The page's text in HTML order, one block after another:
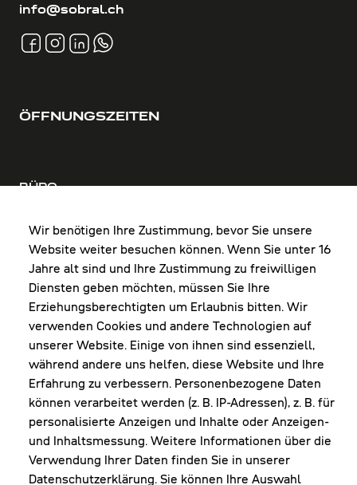
Wir benötigen Ihre Zustimmung, bevor Sie unsere
Website weiter besuchen können. Wenn Sie unter 16
Jahre alt sind und Ihre Zustimmung zu freiwilligen
Diensten geben möchten, müssen Sie Ihre
Erziehungsberechtigten um Erlaubnis bitten. Wir
verwenden Cookies und andere Technologien auf
unserer Website. Einige von ihnen sind essenziell,
während andere uns helfen, diese Website und Ihre
Erfahrung zu verbessern. Personenbezogene Daten
können verarbeitet werden (z. B. IP-Adressen), z. B. für
personalisierte Anzeigen und Inhalte oder Anzeigen-
und Inhaltsmessung. Weitere Informationen über die
Verwendung Ihrer Daten finden Sie in unserer
Datenschutzerklärung. Sie können Ihre Auswahl
info@sobral.ch
ÖFFNUNGSZEITEN
BÜRO
FR: 8:00-12:00 & 13:00-16:00 Uhr
Shop Diepoldsau
MO-Do: 8:00-12:00 & 13:00-17:30 Uhr
Fr: 8:00-16:00 Uhr
1. Samstag im Monat: 9:00-16:00 Uhr
NEWSLETTER
Erhalte Infos zu aktueller Arbeitskleidung für
deine Firma und unseren Service